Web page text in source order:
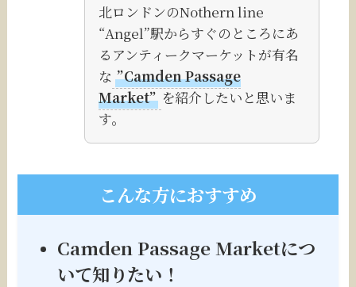
北ロンドンのNothern line
“Angel”駅からすぐのところにあ
るアンティークマーケットが有名
な ”Camden Passage
Market” を紹介したいと思いま
す。
こんな方におすすめ
Camden Passage Marketにつ
いて知りたい！